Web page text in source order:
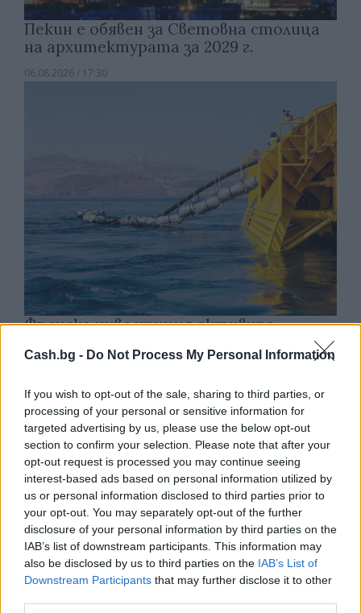
Cash.bg - Do Not Process My Personal Information
If you wish to opt-out of the sale, sharing to third parties, or
processing of your personal or sensitive information for
targeted advertising by us, please use the below opt-out
section to confirm your selection. Please note that after your
opt-out request is processed you may continue seeing
interest-based ads based on personal information utilized by
us or personal information disclosed to third parties prior to
your opt-out. You may separately opt-out of the further
disclosure of your personal information by third parties on the
IAB’s list of downstream participants. This information may
also be disclosed by us to third parties on the IAB’s List of
Downstream Participants that may further disclose it to other
Пекин е обявен за Световна столица
на архитектурата за 2029 г.
06.08.2026 / 17:30
Френска инвестиция активира
между Гърция и Кипър